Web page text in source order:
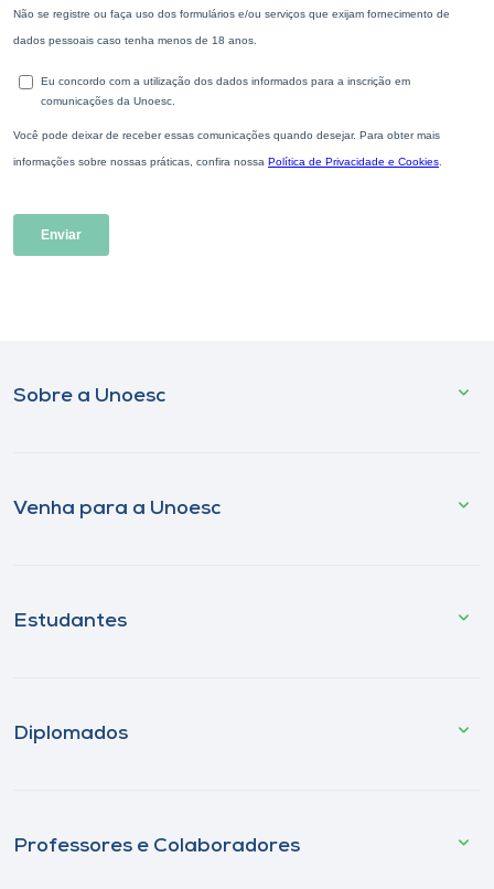
Sobre a Unoesc
Venha para a Unoesc
Estudantes
Diplomados
Professores e Colaboradores